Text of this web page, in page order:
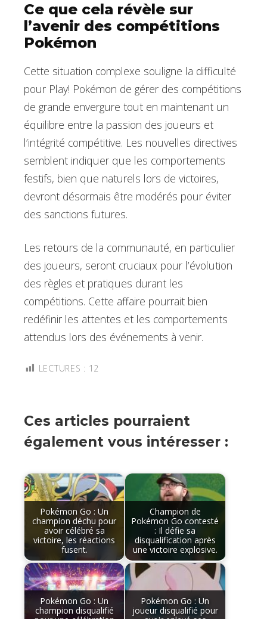
Ce que cela révèle sur
l’avenir des compétitions
Pokémon
Cette situation complexe souligne la difficulté
pour Play! Pokémon de gérer des compétitions
de grande envergure tout en maintenant un
équilibre entre la passion des joueurs et
l’intégrité compétitive. Les nouvelles directives
semblent indiquer que les comportements
festifs, bien que naturels lors de victoires,
devront désormais être modérés pour éviter
des sanctions futures.
Les retours de la communauté, en particulier
des joueurs, seront cruciaux pour l’évolution
des règles et pratiques durant les
compétitions. Cette affaire pourrait bien
redéfinir les attentes et les comportements
attendus lors des événements à venir.
LECTURES : 12
Ces articles pourraient
également vous intéresser :
Pokémon Go : Un
champion déchu pour
avoir célébré sa
victoire, les réactions
fusent.
Champion de
Pokémon Go contesté
: Il défie sa
disqualification après
une victoire explosive.
Pokémon Go : Un
champion disqualifié
Pokémon Go : Un
joueur disqualifié pour